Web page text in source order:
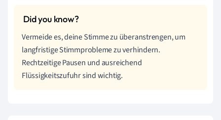
Vermeide es, deine Stimme zu überanstrengen, um
langfristige Stimmprobleme zu verhindern.
Rechtzeitige Pausen und ausreichend
Flüssigkeitszufuhr sind wichtig.